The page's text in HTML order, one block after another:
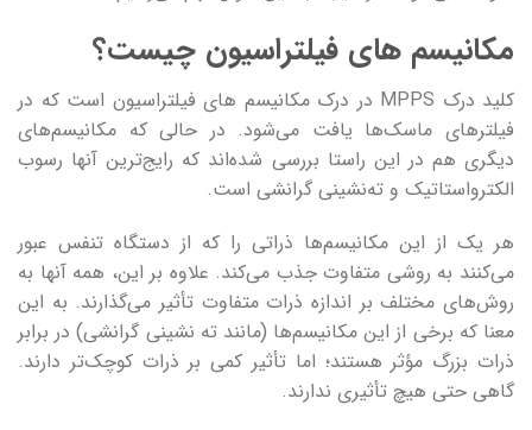
مکانیسم های فیلتراسیون چیست؟
کلید درک MPPS در درک مکانیسم های فیلتراسیون است که در
فیلترهای ماسک‌ها یافت می‌شود. در حالی که مکانیسم‌های
دیگری هم در این راستا بررسی شده‌اند که رایج‌ترین آنها رسوب
الکترواستاتیک و ته‌نشینی گرانشی است.
هر یک از این مکانیسم‌ها ذراتی را که از دستگاه تنفس عبور
می‌کنند به روشی متفاوت جذب می‌کند. علاوه بر این، همه آنها به
روش‌های مختلف بر اندازه ذرات متفاوت تأثیر می‌گذارند. به این
معنا که برخی از این مکانیسم‌ها (مانند ته نشینی گرانشی) در برابر
ذرات بزرگ مؤثر هستند؛ اما تأثیر کمی بر ذرات کوچک‌تر دارند.
گاهی حتی هیچ تأثیری ندارند.